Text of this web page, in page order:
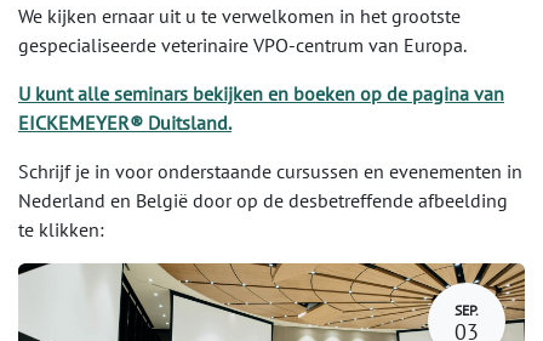
We kijken ernaar uit u te verwelkomen in het grootste
gespecialiseerde veterinaire VPO-centrum van Europa.
U kunt alle seminars bekijken en boeken op de pagina van
EICKEMEYER® Duitsland.
Schrijf je in voor onderstaande cursussen en evenementen in
Nederland en België door op de desbetreffende afbeelding
te klikken:
SEP.
03